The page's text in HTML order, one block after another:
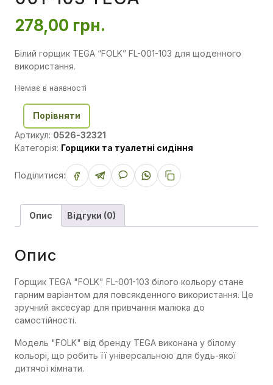
278,00 грн.
Білий горщик TEGA “FOLK” FL-001-103 для щоденного
використання.
Немає в наявності
Порівняти
Артикул: 0526-32321
Категорія: Горщики та туалетні сидіння
Поділитися:
Опис Відгуки (0)
Опис
Горщик TEGA "FOLK" FL-001-103 білого кольору стане
гарним варіантом для повсякденного використання. Це
зручний аксесуар для привчання малюка до
самостійності.
Модель "FOLK" від бренду TEGA виконана у білому
кольорі, що робить її універсальною для будь-якої
дитячої кімнати.